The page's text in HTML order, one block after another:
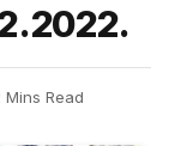
Mins Read